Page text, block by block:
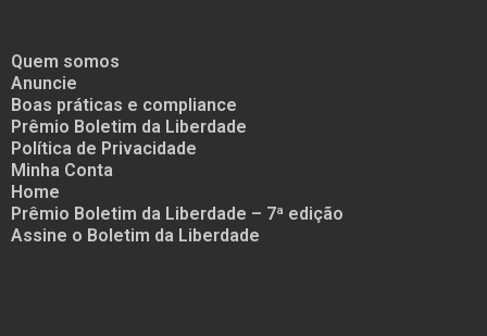
Quem somos
Anuncie
Boas práticas e compliance
Prêmio Boletim da Liberdade
Política de Privacidade
Minha Conta
Home
Prêmio Boletim da Liberdade – 7ª edição
Assine o Boletim da Liberdade